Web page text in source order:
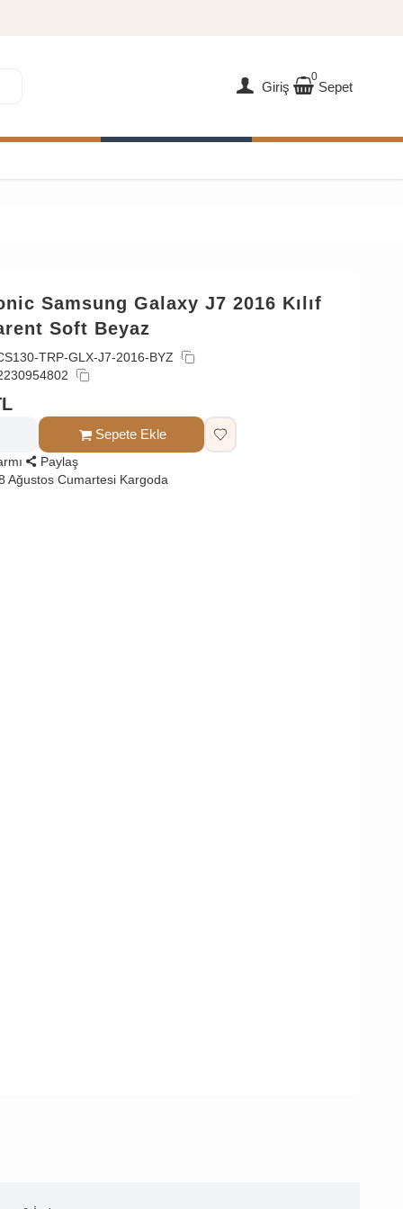
Giriş
0
Sepet
Samsung Galaxy J7 2016 Kılıf
Soft Beyaz
TRP-GLX-J7-2016-BYZ
Sepete Ekle
Paylaş
Ağustos Cumartesi Kargoda